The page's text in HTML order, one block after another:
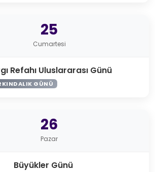
25
Cumartesi
Refahı Uluslararası Günü
GÜNÜ
26
Pazar
Büyükler Günü